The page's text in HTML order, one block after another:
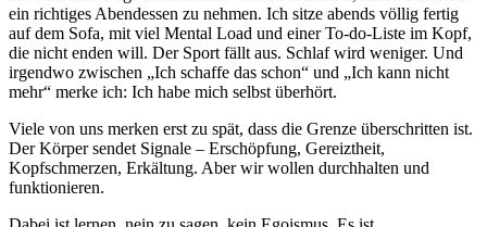
ein richtiges Abendessen zu nehmen. Ich sitze abends völlig fertig
auf dem Sofa, mit viel Mental Load und einer To-do-Liste im Kopf,
die nicht enden will. Der Sport fällt aus. Schlaf wird weniger. Und
irgendwo zwischen „Ich schaffe das schon“ und „Ich kann nicht
mehr“ merke ich: Ich habe mich selbst überhört.
Viele von uns merken erst zu spät, dass die Grenze überschritten ist.
Der Körper sendet Signale – Erschöpfung, Gereiztheit,
Kopfschmerzen, Erkältung. Aber wir wollen durchhalten und
funktionieren.